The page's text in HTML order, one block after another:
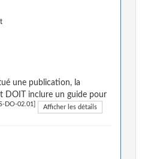
une publication, la
DOIT inclure un guide pour
DO-02.01] Afficher les détails